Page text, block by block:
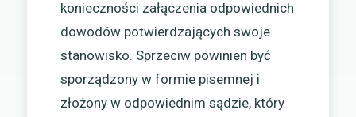
konieczności załączenia odpowiednich
dowodów potwierdzających swoje
stanowisko. Sprzeciw powinien być
sporządzony w formie pisemnej i
złożony w odpowiednim sądzie, który